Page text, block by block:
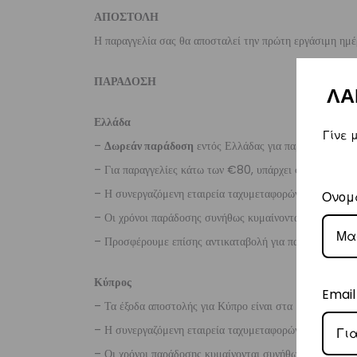
ΑΠΟΣΤΟΛΗ
Η παραγγελία σας θα αποσταλεί την πρώτη εργάσιμη
ΠΑΡΑΔΟΣΗ
Ελλάδα
– Δωρεάν παράδοση εντός Ελλάδας για παραγγελίες
– Για παραγγελίες κάτω των €80, υπάρχει σταθερή
– Η συνεργαζόμενη εταιρεία ταχυμεταφορών,
– Οι χρόνοι παράδοσης συνήθως κυμαίνονται από 1-3
– Προσφέρουμε επίσης αντικαταβολή για
Κύπρος
– Τα έξοδα αποστολής για Κύπρο είναι στα
– Η συνεργαζόμενη εταιρεία ταχυμεταφορών,
Aramex
– Οι χρόνοι παράδοσης κυμαίνονται συνήθως από 2-7
Γίνε
Email